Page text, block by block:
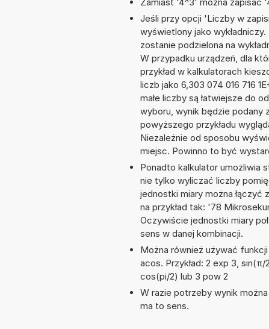
Jeśli przy opcji 'Liczby w
wyświetlony jako wykładniczy.
zostanie podzielona na
W przypadku urządzeń, dla
przykład w kalkulatorach
liczb jako 6,303 074 016 716
małe liczby są łatwiejsze do
wyboru, wynik będzie podany
powyższego przykładu
Niezależnie od sposobu
miejsc. Powinno to być
Ponadto kalkulator umożliwia
nie tylko wyliczać liczby
jednostki miary można
na przykład tak: '78
Oczywiście jednostki miary
sens w danej kombinacji.
Można również używać
acos. Przykład: 2 exp 3,
cos(pi/2) lub 3 pow 2
W razie potrzeby wynik
ma to sens.